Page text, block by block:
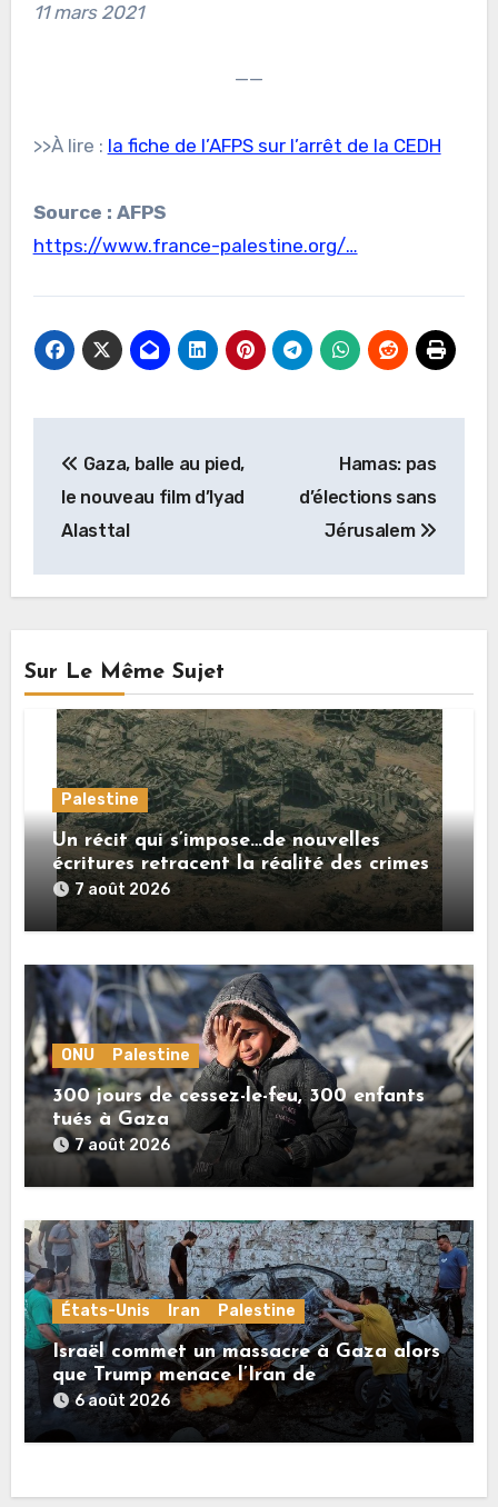
11 mars 2021
——
>>À lire : la fiche de l’AFPS sur l’arrêt de la CEDH
Source : AFPS
https://www.france-palestine.org/…
de
l’article
Gaza, balle au pied,
le nouveau film d’Iyad
Alasttal
Hamas: pas
d’élections sans
Jérusalem
Sur Le Même Sujet
Palestine
Un récit qui s’impose…de nouvelles
écritures retracent la réalité des crimes
sionistes à Gaza
7 août 2026
ONU Palestine
300 jours de cessez-le-feu, 300 enfants
tués à Gaza
7 août 2026
États-Unis Iran Palestine
Israël commet un massacre à Gaza alors
que Trump menace l’Iran de
«décapitation»
6 août 2026